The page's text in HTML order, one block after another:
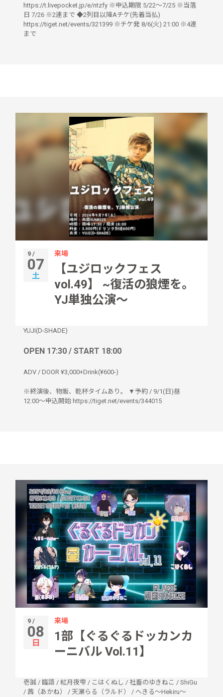
https://t.livepocket.jp/e/ntzfy ※申込期限 5/22〜7/25 ※当落
日 7/26 ※2連まで ◆2列目以降Aチケ(先着当払)
https://tiget.net/events/321399 ※チケ発 8/6(火) 21:00 ※4連
まで
9 /
07
土
来場
【ユジロックフェス
vol.49】 ~復活の狼煙を。
YJ単独公演〜
YUJI(D-SHADE)
OPEN 17:30 / START 18:00
ADV / DOOR ¥3,000+Drink(¥600-)
※終演後、物販、乾杯タイムあり。 ▼予約 / 9/1(日)昼
12:00〜申込開始 https://tiget.net/events/344015
9 /
08
日
来場
1部【ぐるぐるドッカンカ
ーニバル Vol.11】
壱誠 / 臨語 / 紅月夜雫 / こはくぬし / 社畜のゆきねこ / ShiGu
/ 茜（あかね） / 天瀬らる（ラルド） / へきる〜Hekiru〜